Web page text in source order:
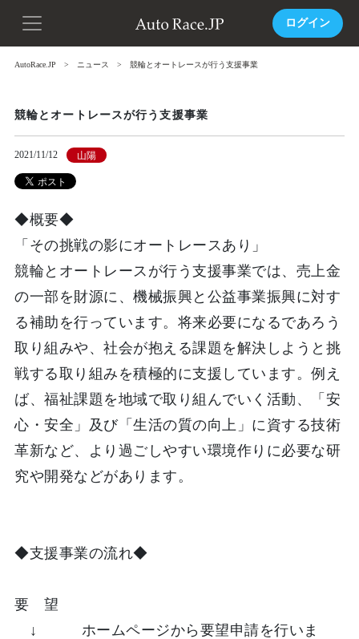
ログイン
AutoRace.JP ニュース 競輪とオートレースが行う支援事業
競輪とオートレースが行う支援事業
2021/11/12 山陽
◆概要◆
「その挑戦の影にオートレースあり」
競輪とオートレースが行う支援事業では、売上金
の一部を財源に、機械振興と公益事業振興に対す
る補助を行っています。将来必要になるであろう
取り組みや、社会が抱える課題を解決しようと挑
戦する取り組みを積極的に支援しています。例え
ば、福祉課題を地域で取り組んでいく活動、「安
心・安全」及び「生活の質の向上」に資する技術
革新など、より過ごしやすい環境作りに必要な研
究や開発などがあります。
◆支援事業の流れ◆
要 望
↓
ホームページから要望申請を行いま